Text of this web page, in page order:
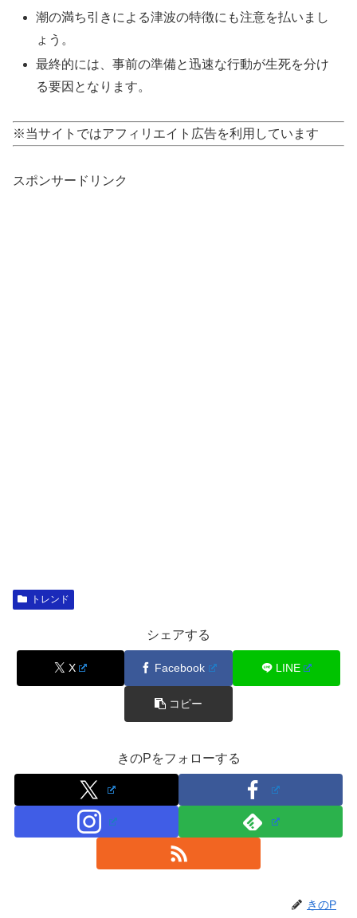
潮の満ち引きによる津波の特徴にも注意を払いまし
ょう。
最終的には、事前の準備と迅速な行動が生死を分け
る要因となります。
※当サイトではアフィリエイト広告を利用しています
スポンサードリンク
トレンド
シェアする
X Facebook LINE
コピー
きのPをフォローする
きのP